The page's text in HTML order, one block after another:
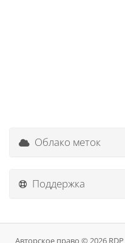
Облако меток
Поддержка
Авторское право © 2026